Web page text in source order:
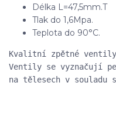
Délka L=47,5mm.T
Tlak do 1,6Mpa.
Teplota do 90°C.
Kvalitní zpětné ventily
Ventily se vyznačují
na tělesech v souladu